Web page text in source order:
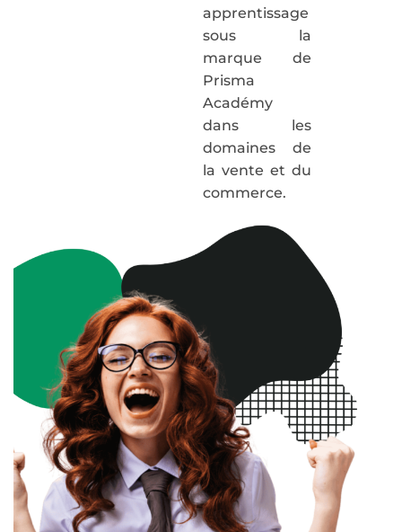
apprentissage
sous la
marque de
Prisma
Académy
dans les
domaines de
la vente et du
commerce.